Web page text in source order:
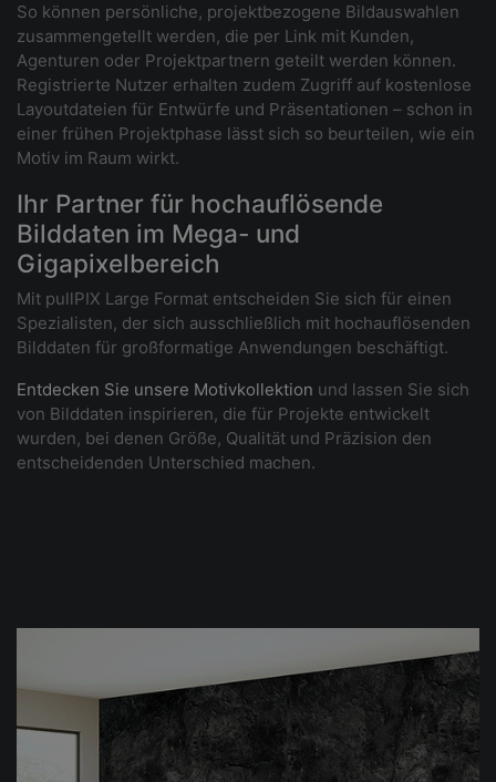
So können persönliche, projektbezogene Bildauswahlen
zusammengetellt werden, die per Link mit Kunden,
Agenturen oder Projektpartnern geteilt werden können.
Registrierte Nutzer erhalten zudem Zugriff auf kostenlose
Layoutdateien für Entwürfe und Präsentationen – schon in
einer frühen Projektphase lässt sich so beurteilen, wie ein
Motiv im Raum wirkt.
Ihr Partner für hochauflösende
Bilddaten im Mega- und
Gigapixelbereich
Mit pullPIX Large Format entscheiden Sie sich für einen
Spezialisten, der sich ausschließlich mit hochauflösenden
Bilddaten für großformatige Anwendungen beschäftigt.
Entdecken Sie unsere Motivkollektion und lassen Sie sich
von Bilddaten inspirieren, die für Projekte entwickelt
wurden, bei denen Größe, Qualität und Präzision den
entscheidenden Unterschied machen.